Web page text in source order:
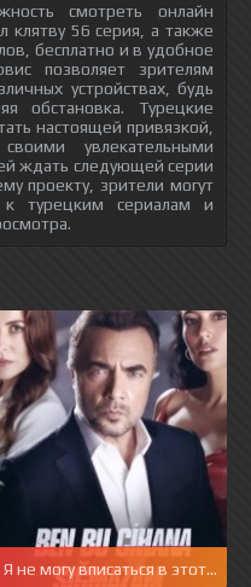
смотреть онлайн
клятву 56 серия, а также
бесплатно и в удобное
позволяет зрителям
устройствах, будь
обстановка. Турецкие
настоящей привязкой,
увлекательными
ждать следующей серии
проекту, зрители могут
турецким сериалам и
Я не могу вписаться в этот мир